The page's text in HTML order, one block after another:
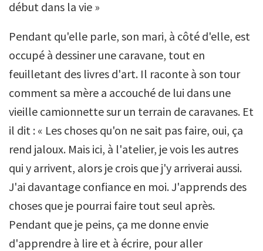
début dans la vie »
Pendant qu'elle parle, son mari, à côté d'elle, est
occupé à dessiner une caravane, tout en
feuilletant des livres d'art. Il raconte à son tour
comment sa mère a accouché de lui dans une
vieille camionnette sur un terrain de caravanes. Et
il dit : « Les choses qu'on ne sait pas faire, oui, ça
rend jaloux. Mais ici, à l'atelier, je vois les autres
qui y arrivent, alors je crois que j'y arriverai aussi.
J'ai davantage confiance en moi. J'apprends des
choses que je pourrai faire tout seul après.
Pendant que je peins, ça me donne envie
d'apprendre à lire et à écrire, pour aller